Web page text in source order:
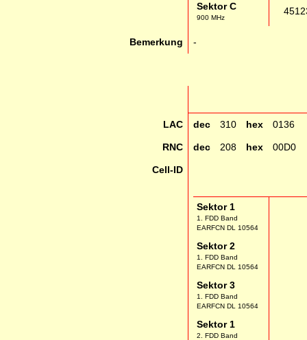
Sektor C
900 MHz
Bemerkung -
LAC dec 310 hex 0136
RNC dec 208 hex 00D0
Cell-ID
Sektor 1
1. FDD Band
EARFCN DL 10564
Sektor 2
1. FDD Band
EARFCN DL 10564
Sektor 3
1. FDD Band
EARFCN DL 10564
Sektor 1
2. FDD Band